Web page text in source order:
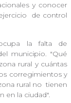
y conocer
de control
la falta de
municipio. "Qué
rural y cuántas
corregimientos y
rural no tienen
en la ciudad".